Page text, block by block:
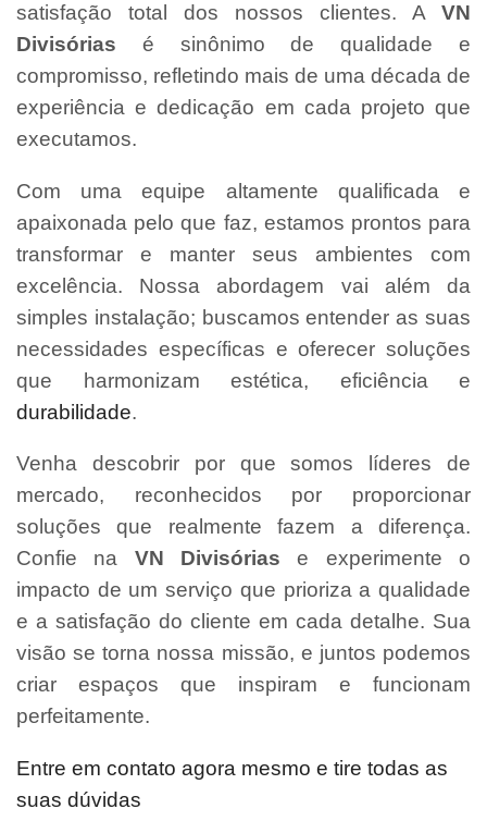
satisfação total dos nossos clientes. A VN
Divisórias é sinônimo de qualidade e
compromisso, refletindo mais de uma década de
experiência e dedicação em cada projeto que
executamos.
Com uma equipe altamente qualificada e
apaixonada pelo que faz, estamos prontos para
transformar e manter seus ambientes com
excelência. Nossa abordagem vai além da
simples instalação; buscamos entender as suas
necessidades específicas e oferecer soluções
que harmonizam estética, eficiência e
durabilidade.
Venha descobrir por que somos líderes de
mercado, reconhecidos por proporcionar
soluções que realmente fazem a diferença.
Confie na VN Divisórias e experimente o
impacto de um serviço que prioriza a qualidade
e a satisfação do cliente em cada detalhe. Sua
visão se torna nossa missão, e juntos podemos
criar espaços que inspiram e funcionam
perfeitamente.
Entre em contato agora mesmo e tire todas as
suas dúvidas